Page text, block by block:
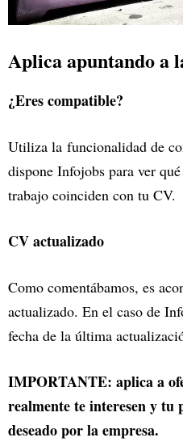
Aplica apuntando a
¿Eres compatible?
Utiliza la funcionalidad de
dispone Infojobs para ver
trabajo coinciden con tu CV.
CV actualizado
Como comentábamos, es
actualizado. En el caso de
fecha de la última
IMPORTANTE: aplica a
realmente te interesen y tu
deseado por la empresa.